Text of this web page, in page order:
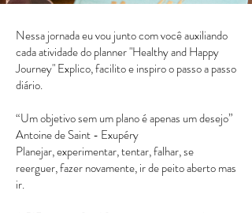
Nessa jornada eu vou junto com você auxiliando
cada atividade do planner "Healthy and Happy
Journey" Explico, facilito e inspiro o passo a passo
diário.
“Um objetivo sem um plano é apenas um desejo”
Antoine de Saint - Exupéry
Planejar, experimentar, tentar, falhar, se
reerguer, fazer novamente, ir de peito aberto mas
ir.